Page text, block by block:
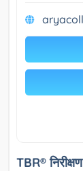
TBR® निरीक्षण